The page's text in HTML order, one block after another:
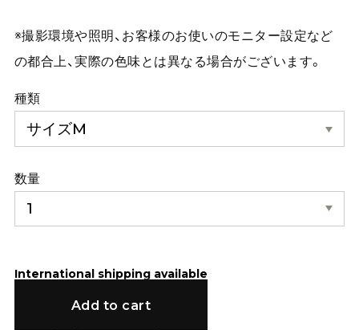
※撮影環境や照明、お客様のお使いのモニター設定など
の都合上、実際の色味とは異なる場合がございます。
種類
数量
International shipping available
Add to cart